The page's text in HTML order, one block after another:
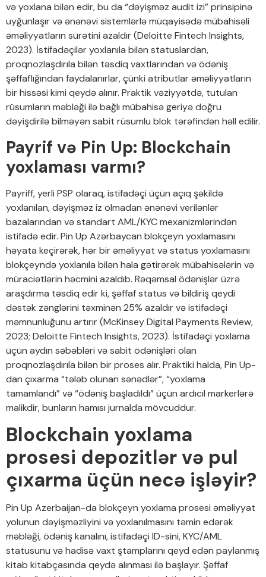
və yoxlana bilən edir, bu da “dəyişməz audit izi” prinsipinə
uyğunlaşır və ənənəvi sistemlərlə müqayisədə mübahisəli
əməliyyatların sürətini azaldır (Deloitte Fintech Insights,
2023). İstifadəçilər yoxlanıla bilən statuslardan,
proqnozlaşdırıla bilən təsdiq vaxtlarından və ödəniş
şəffaflığından faydalanırlar, çünki atributlar əməliyyatların
bir hissəsi kimi qeydə alınır. Praktik vəziyyətdə, tutulan
rüsumların məbləği ilə bağlı mübahisə geriyə doğru
dəyişdirilə bilməyən sabit rüsumlu blok tərəfindən həll edilir.
Payrif və Pin Up: Blockchain
yoxlaması varmı?
Payriff, yerli PSP olaraq, istifadəçi üçün açıq şəkildə
yoxlanılan, dəyişməz iz olmadan ənənəvi verilənlər
bazalarından və standart AML/KYC mexanizmlərindən
istifadə edir. Pin Up Azərbaycan blokçeyn yoxlamasını
həyata keçirərək, hər bir əməliyyat və status yoxlamasını
blokçeyndə yoxlanıla bilən hala gətirərək mübahisələrin və
müraciətlərin həcmini azaldıb. Rəqəmsal ödənişlər üzrə
araşdırma təsdiq edir ki, şəffaf status və bildiriş qeydi
dəstək zənglərini təxminən 25% azaldır və istifadəçi
məmnunluğunu artırır (McKinsey Digital Payments Review,
2023; Deloitte Fintech Insights, 2023). İstifadəçi yoxlama
üçün aydın səbəbləri və sabit ödənişləri olan
proqnozlaşdırıla bilən bir proses alır. Praktiki halda, Pin Up-
dan çıxarma “tələb olunan sənədlər”, “yoxlama
tamamlandı” və “ödəniş başladıldı” üçün ardıcıl markerlərə
malikdir, bunların hamısı jurnalda mövcuddur.
Blockchain yoxlama
prosesi depozitlər və pul
çıxarma üçün necə işləyir?
Pin Up Azerbaijan-da blokçeyn yoxlama prosesi əməliyyat
yolunun dəyişməzliyini və yoxlanılmasını təmin edərək
məbləği, ödəniş kanalını, istifadəçi ID-sini, KYC/AML
statusunu və hadisə vaxt ştamplarını qeyd edən paylanmış
kitab kitabçasında qeydə alınması ilə başlayır. Şəffaf